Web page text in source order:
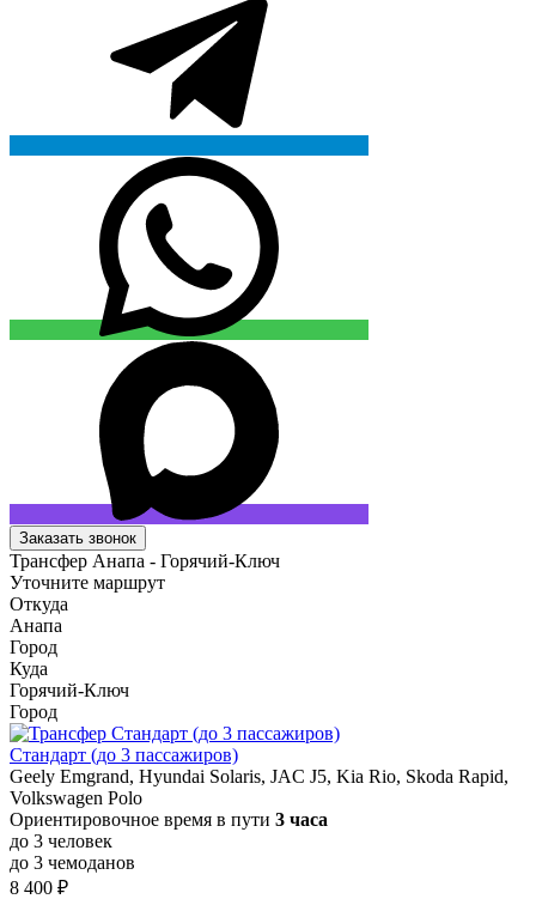
Заказать звонок
Трансфер Анапа - Горячий-Ключ
Уточните маршрут
Откуда
Анапа
Город
Куда
Горячий-Ключ
Город
Стандарт (до 3 пассажиров)
Geely Emgrand, Hyundai Solaris, JAC J5, Kia Rio, Skoda Rapid,
Volkswagen Polo
Ориентировочное время в пути 3 часа
до 3 человек
до 3 чемоданов
8 400 ₽